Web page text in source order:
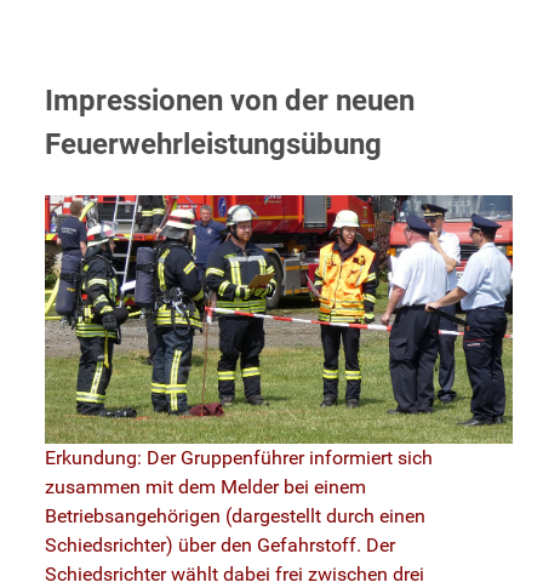
Impressionen von der neuen
Feuerwehrleistungsübung
Erkundung: Der Gruppenführer informiert sich
zusammen mit dem Melder bei einem
Betriebsangehörigen (dargestellt durch einen
Schiedsrichter) über den Gefahrstoff. Der
Schiedsrichter wählt dabei frei zwischen drei